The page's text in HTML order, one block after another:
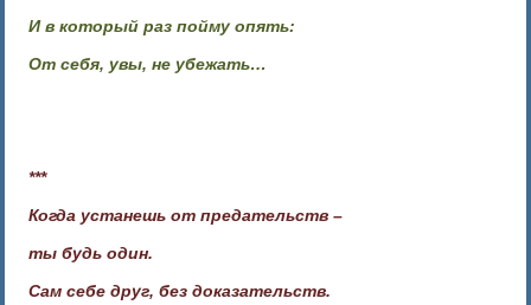
И в который раз пойму опять:
От себя, увы, не убежать…
***
Когда устанешь от предательств –
ты будь один.
Сам себе друг, без доказательств.